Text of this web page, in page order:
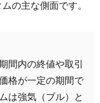
の主な側面です。
間内の終値や取引
格が一定の期間で
は強気（ブル）と